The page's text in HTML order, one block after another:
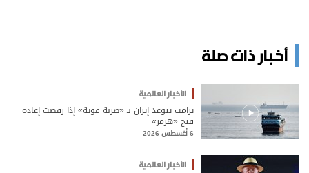
أخبار ذات صلة
الأخبار العالمية
ترامب يتوعد إيران بـ «ضربة قوية» إذا رفضت إعادة
فتح «هرمز»
6 أغسطس 2026
الأخبار العالمية